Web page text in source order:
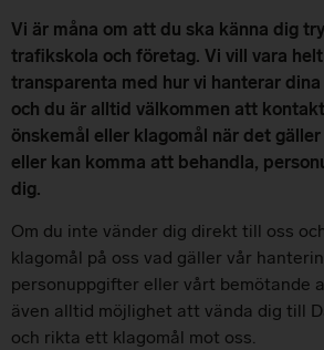
Vi är måna om att du ska känna dig
trafikskola och företag. Vi vill vara
transparenta med hur vi hanterar
och du är alltid välkommen att
önskemål eller klagomål när det
eller kan komma att behandla,
dig.
Om du inte vänder dig direkt till oss
klagomål på oss vad gäller vår
personuppgifter eller vårt bemötande
även alltid möjlighet att vända dig till
och rikta ett klagomål mot oss.